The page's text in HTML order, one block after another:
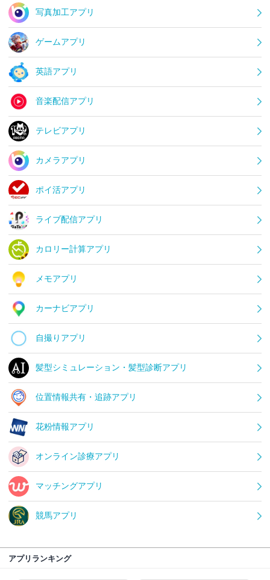
写真加工アプリ
ゲームアプリ
英語アプリ
音楽配信アプリ
テレビアプリ
カメラアプリ
ポイ活アプリ
ライブ配信アプリ
カロリー計算アプリ
メモアプリ
カーナビアプリ
自撮りアプリ
髪型シミュレーション・髪型診断アプリ
位置情報共有・追跡アプリ
花粉情報アプリ
オンライン診療アプリ
マッチングアプリ
競馬アプリ
アプリランキング